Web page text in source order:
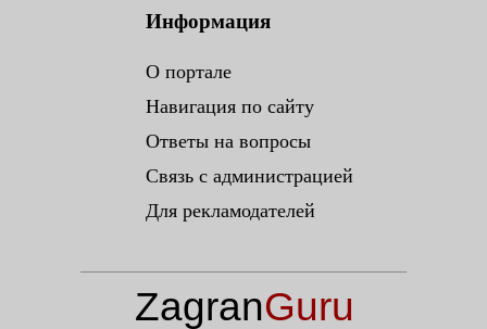
Информация
О портале
Навигация по сайту
Ответы на вопросы
Связь с администрацией
Для рекламодателей
ZagranGuru